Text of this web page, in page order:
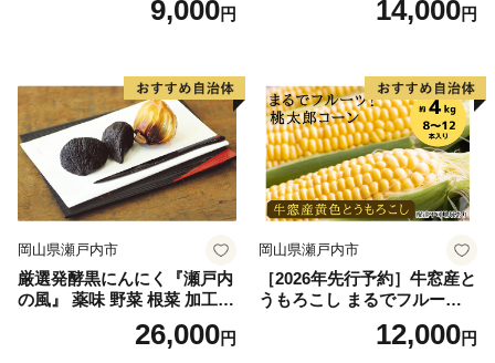
配達日数が変更になりましたので、
令和8年寄附分は
【令和9年1月10日必着】
ミット アルル・リリカ共に
県 高鍋町産 産地直送 有機肥
料使用 高糖度 西森農園
9,000円
ミット アルル・リリカ共に
県 高鍋町産 産地直送 有機肥
料使用 高糖度 西森農園
14,000円
岡山県瀬戸内市
厳選発酵黒にんにく『瀬戸内
の風』 薬味 野菜 根菜 加工食
26,000円
岡山県瀬戸内市
［2026年先行予約］牛窓産と
うもろこし まるでフルー
ツ！最高糖度25度超え 生で
甘い、茹でて美味い！ 黄色
12,000円